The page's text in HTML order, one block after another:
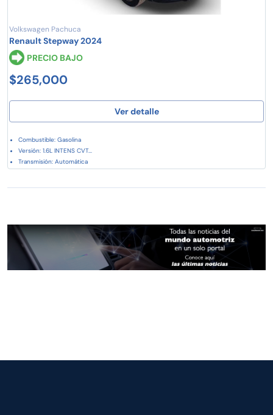
Volkswagen Pachuca
Renault Stepway 2024
PRECIO BAJO
$265,000
Ver detalle
Combustible: Gasolina
Versión: 1.6L INTENS CVT...
Transmisión: Automática